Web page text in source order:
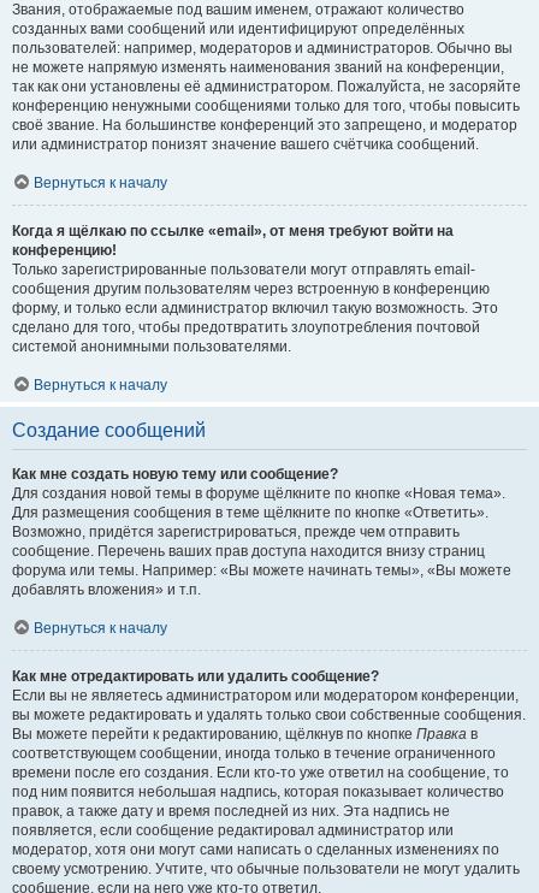
Звания, отображаемые под вашим именем, отражают количество
созданных вами сообщений или идентифицируют определённых
пользователей: например, модераторов и администраторов. Обычно вы
не можете напрямую изменять наименования званий на конференции,
так как они установлены её администратором. Пожалуйста, не засоряйте
конференцию ненужными сообщениями только для того, чтобы повысить
своё звание. На большинстве конференций это запрещено, и модератор
или администратор понизят значение вашего счётчика сообщений.
Вернуться к началу
Когда я щёлкаю по ссылке «email», от меня требуют войти на
конференцию!
Только зарегистрированные пользователи могут отправлять email-
сообщения другим пользователям через встроенную в конференцию
форму, и только если администратор включил такую возможность. Это
сделано для того, чтобы предотвратить злоупотребления почтовой
системой анонимными пользователями.
Вернуться к началу
Создание сообщений
Как мне создать новую тему или сообщение?
Для создания новой темы в форуме щёлкните по кнопке «Новая тема».
Для размещения сообщения в теме щёлкните по кнопке «Ответить».
Возможно, придётся зарегистрироваться, прежде чем отправить
сообщение. Перечень ваших прав доступа находится внизу страниц
форума или темы. Например: «Вы можете начинать темы», «Вы можете
добавлять вложения» и т.п.
Вернуться к началу
Как мне отредактировать или удалить сообщение?
Если вы не являетесь администратором или модератором конференции,
вы можете редактировать и удалять только свои собственные сообщения.
Вы можете перейти к редактированию, щёлкнув по кнопке Правка в
соответствующем сообщении, иногда только в течение ограниченного
времени после его создания. Если кто-то уже ответил на сообщение, то
под ним появится небольшая надпись, которая показывает количество
правок, а также дату и время последней из них. Эта надпись не
появляется, если сообщение редактировал администратор или
модератор, хотя они могут сами написать о сделанных изменениях по
своему усмотрению. Учтите, что обычные пользователи не могут удалить
сообщение, если на него уже кто-то ответил.